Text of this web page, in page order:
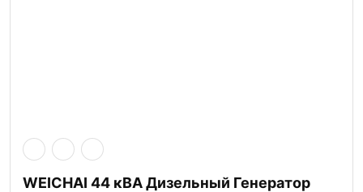
WEICHAI 44 кВА Дизельный Генератор